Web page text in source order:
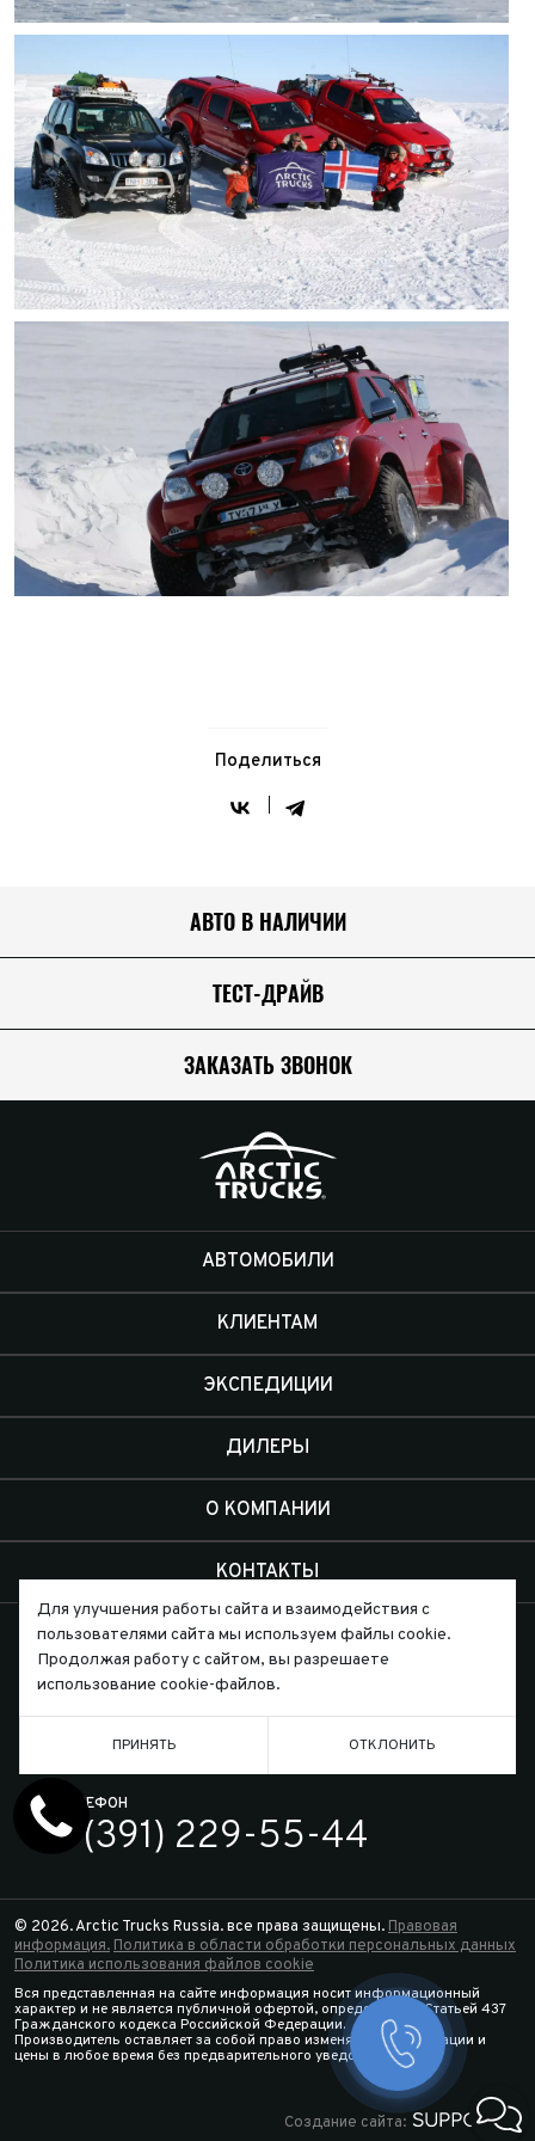
Поделиться
АВТО В НАЛИЧИИ
ТЕСТ-ДРАЙВ
ЗАКАЗАТЬ ЗВОНОК
АВТОМОБИЛИ
КЛИЕНТАМ
ЭКСПЕДИЦИИ
ДИЛЕРЫ
О КОМПАНИИ
КОНТАКТЫ
Письмо директору
ТЕЛЕФОН
7 (391) 229-55-44
© 2026. Arctic Trucks Russia. все права защищены.Правовая
информация.Политика в области обработки персональных данных
Политика использования файлов cookie
Вся представленная на сайте информация носит информационный
характер и не является публичной офертой, определяемой Статьей 437
Гражданского кодекса Российской Федерации.
Производитель оставляет за собой право изменять спецификации и
цены в любое время без предварительного уведомления.
Создание сайта:
Заказать
Для улучшения работы сайта и взаимодействия с
пользователями сайта мы используем файлы cookie.
Продолжая работу с сайтом, вы разрешаете
использование cookie-файлов.
ПРИНЯТЬ ОТКЛОНИТЬ